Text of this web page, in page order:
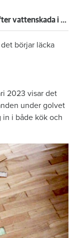
600 kronor dyrare att bo efter vattenskada i Varberg
börjar läcka
2023 visar det
under golvet
in i både kök och